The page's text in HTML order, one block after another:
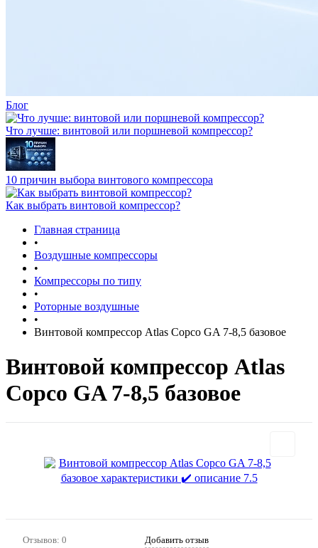
Блог
Что лучше: винтовой или поршневой компрессор?
10 причин выбора винтового компрессора
Как выбрать винтовой компрессор?
Главная страница
•
Воздушные компрессоры
•
Компрессоры по типу
•
Роторные воздушные
•
Винтовой компрессор Atlas Copco GA 7-8,5 базовое
Винтовой компрессор Atlas
Copco GA 7-8,5 базовое
Отзывов: 0 Добавить отзыв